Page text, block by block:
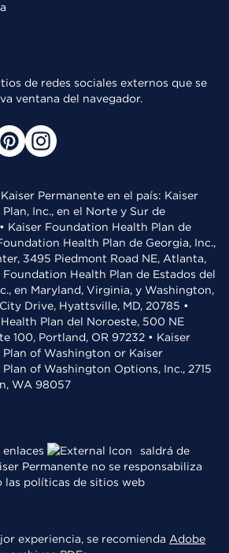
de redes sociales externos que se
ventana del navegador.
Permanente en el país: Kaiser
Inc., en el Norte y Sur de
Kaiser Foundation Health Plan de
Health Plan de Georgia, Inc.,
3495 Piedmont Road NE, Atlanta,
Health Plan de Estados del
en Maryland, Virginia, y Washington,
Drive, Hyattsville, MD, 20785 •
Plan del Noroeste, 500 NE
100, Portland, OR 97232 • Kaiser
of Washington or Kaiser
of Washington Options, Inc., 2715
WA 98057
saldrá de
Permanente no se responsabiliza
las políticas de sitios web
experiencia, se recomienda Adobe